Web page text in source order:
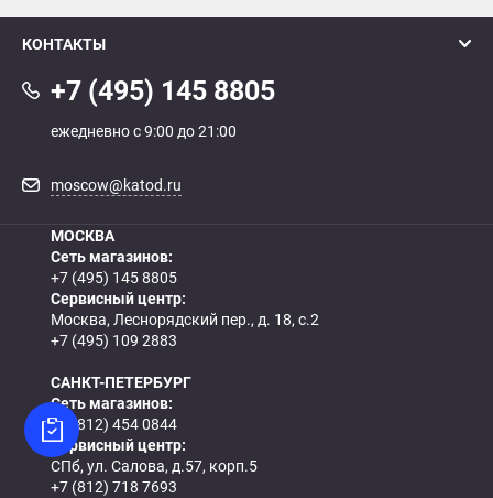
КОНТАКТЫ
+7 (495) 145 8805
ежедневно с 9:00 до 21:00
moscow@katod.ru
МОСКВА
Сеть магазинов:
+7 (495) 145 8805
Сервисный центр:
Москва, Леснорядский пер., д. 18, с.2
+7 (495) 109 2883
САНКТ-ПЕТЕРБУРГ
Сеть магазинов:
+7 (812) 454 0844
Сервисный центр:
СПб, ул. Салова, д.57, корп.5
+7 (812) 718 7693